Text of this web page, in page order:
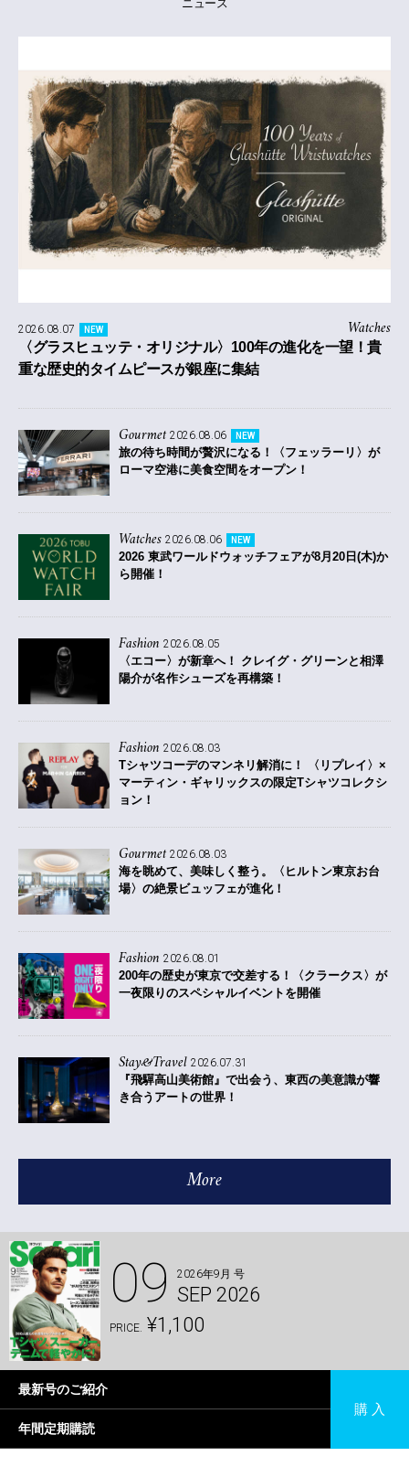
ニュース
Watches
2026.08.07 NEW
〈グラスヒュッテ・オリジナル〉100年の進化を一望！貴
重な歴史的タイムピースが銀座に集結
Gourmet 2026.08.06 NEW
旅の待ち時間が贅沢になる！〈フェッラーリ〉が
ローマ空港に美食空間をオープン！
Watches 2026.08.06 NEW
2026 東武ワールドウォッチフェアが8月20日(木)か
ら開催！
Fashion 2026.08.05
〈エコー〉が新章へ！ クレイグ・グリーンと相澤
陽介が名作シューズを再構築！
Fashion 2026.08.03
Tシャツコーデのマンネリ解消に！ 〈リプレイ〉×
マーティン・ギャリックスの限定Tシャツコレクシ
ョン！
Gourmet 2026.08.03
海を眺めて、美味しく整う。〈ヒルトン東京お台
場〉の絶景ビュッフェが進化！
Fashion 2026.08.01
200年の歴史が東京で交差する！〈クラークス〉が
一夜限りのスペシャルイベントを開催
Stay&Travel 2026.07.31
『飛驒高山美術館』で出会う、東西の美意識が響
き合うアートの世界！
More
09 2026年9月 号
SEP 2026
PRICE. ¥1,100
最新号のご紹介
年間定期購読
購 入